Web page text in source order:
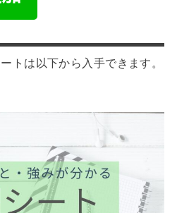
トは以下から入手できます。